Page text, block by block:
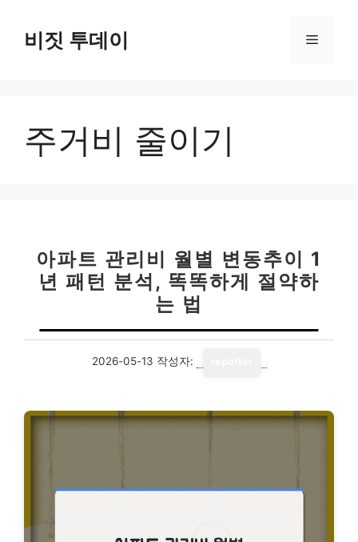
비짓 투데이 메
주거비 줄이기
아파트 관리비 월별 변동추이 1
년 패턴 분석, 똑똑하게 절약하
는 법
2026-05-13 작성자: